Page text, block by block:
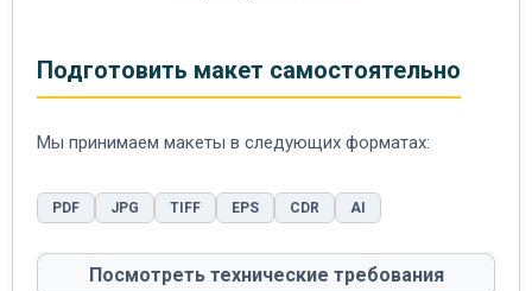
Подготовить макет самостоятельно
Мы принимаем макеты в следующих форматах:
PDF JPG TIFF EPS CDR AI
Посмотреть технические требования